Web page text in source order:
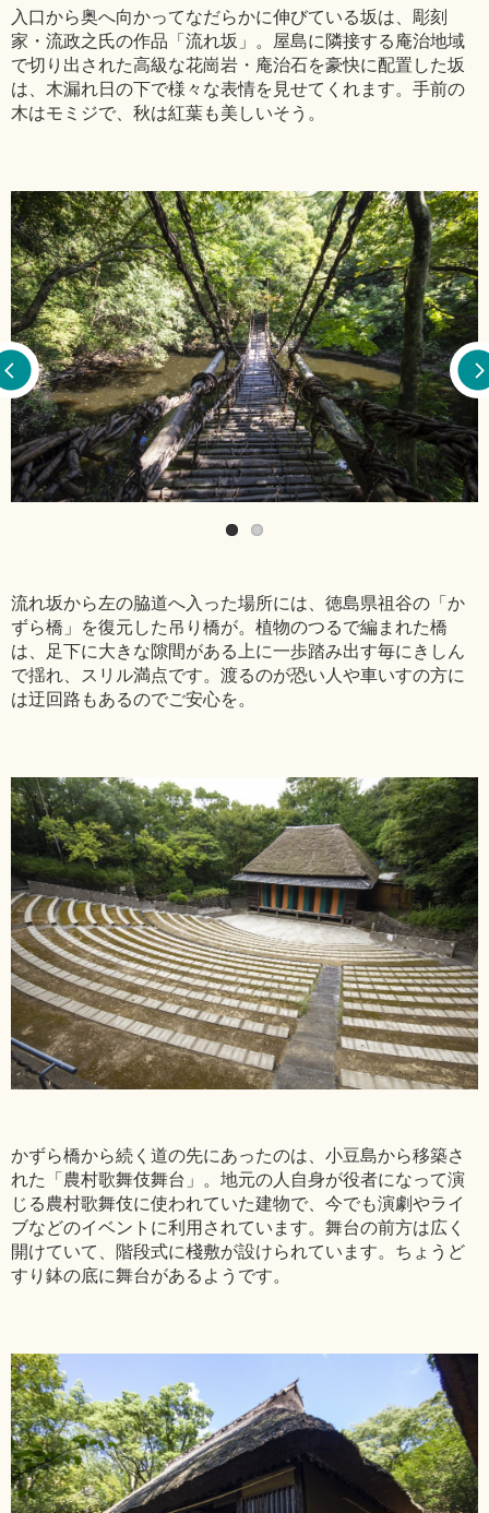
入口から奥へ向かってなだらかに伸びている坂は、彫刻
家・流政之氏の作品「流れ坂」。屋島に隣接する庵治地域
で切り出された高級な花崗岩・庵治石を豪快に配置した坂
は、木漏れ日の下で様々な表情を見せてくれます。手前の
木はモミジで、秋は紅葉も美しいそう。
流れ坂から左の脇道へ入った場所には、徳島県祖谷の「か
ずら橋」を復元した吊り橋が。植物のつるで編まれた橋
は、足下に大きな隙間がある上に一歩踏み出す毎にきしん
で揺れ、スリル満点です。渡るのが恐い人や車いすの方に
は迂回路もあるのでご安心を。
かずら橋から続く道の先にあったのは、小豆島から移築さ
れた「農村歌舞伎舞台」。地元の人自身が役者になって演
じる農村歌舞伎に使われていた建物で、今でも演劇やライ
ブなどのイベントに利用されています。舞台の前方は広く
開けていて、階段式に棧敷が設けられています。ちょうど
すり鉢の底に舞台があるようです。